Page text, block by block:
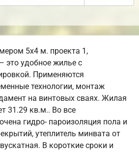
5х4 м. проекта 1,
это удобное жилье с
Применяются
технологии, монтаж
на винтовых сваях. Жилая
31.29 кв.м.. Во все
гидро- пароизоляция пола и
утеплитель минвата от
В короткие сроки и